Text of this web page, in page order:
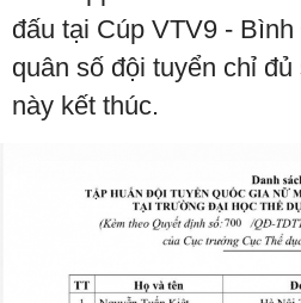
đấu tại Cúp VTV9 -
quân số đội tuyển chỉ
này kết thúc.